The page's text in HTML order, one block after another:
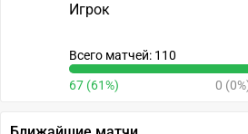
Игрок
Всего матчей: 110
67 (61%) 0